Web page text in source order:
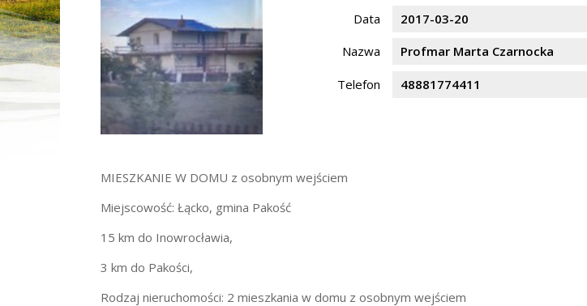
Data 2017-03-20
Nazwa Profmar Marta Czarnocka
Telefon 48881774411
MIESZKANIE W DOMU z osobnym wejściem
Miejscowość: Łącko, gmina Pakość
15 km do Inowrocławia,
3 km do Pakości,
Rodzaj nieruchomości: 2 mieszkania w domu z osobnym wejściem